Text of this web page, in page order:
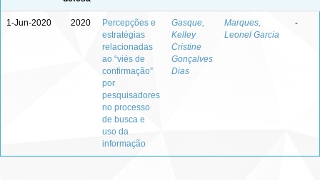
1-Jun-2020 2020
Percepções e
estratégias
relacionadas
ao “viés de
confirmação”
por
pesquisadores
no processo
de busca e
uso da
informação
Gasque,
Kelley
Cristine
Gonçalves
Dias
Marques,
Leonel Garcia
-